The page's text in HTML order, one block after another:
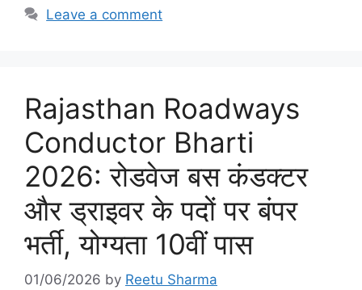
Leave a comment
Rajasthan Roadways
Conductor Bharti
2026: रोडवेज बस कंडक्टर
और ड्राइवर के पदों पर बंपर
भर्ती, योग्यता 10वीं पास
01/06/2026 by Reetu Sharma